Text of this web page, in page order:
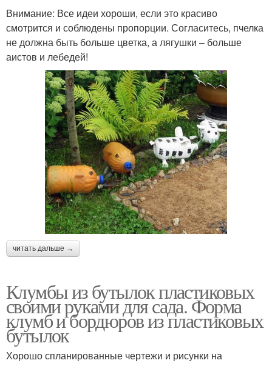
Внимание: Все идеи хороши, если это красиво
смотрится и соблюдены пропорции. Согласитесь, пчелка
не должна быть больше цветка, а лягушки – больше
аистов и лебедей!
читать дальше →
Клумбы из бутылок пластиковых
своими руками для сада. Форма
клумб и бордюров из пластиковых
бутылок
Хорошо спланированные чертежи и рисунки на